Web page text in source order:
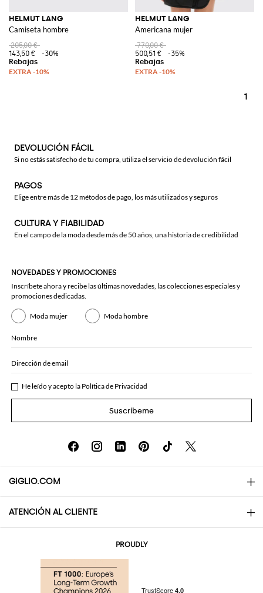
HELMUT LANG
Camiseta hombre
205,00 €
143,50 €
-30%
HELMUT LANG
Americana mujer
770,00 €
500,51 €
-35%
1
DEVOLUCIÓN FÁCIL
Si no estás satisfecho de tu compra, utiliza el servicio de devolución fácil
PAGOS
Elige entre más de 12 métodos de pago, los más utilizados y seguros
CULTURA Y FIABILIDAD
En el campo de la moda desde más de 50 años, una historia de credibilidad
NOVEDADES Y PROMOCIONES
Inscríbete ahora y recibe las últimas novedades, las colecciones especiales y
promociones dedicadas.
Moda mujer Moda hombre
Nombre
Dirección de email
He leído y acepto la Política de Privacidad
Suscríbeme
GIGLIO.COM
About
ATENCIÓN AL CLIENTE
PROUDLY